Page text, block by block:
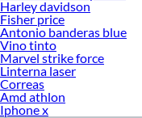
Harley davidson
Fisher price
Antonio banderas blue
Vino tinto
Marvel strike force
Linterna laser
Correas
Amd athlon
Iphone x